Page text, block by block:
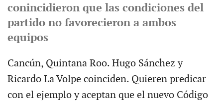
conincidieron que las condiciones del
partido no favorecieron a ambos
equipos
Cancún, Quintana Roo. Hugo Sánchez y
Ricardo La Volpe coinciden. Quieren predicar
con el ejemplo y aceptan que el nuevo Código